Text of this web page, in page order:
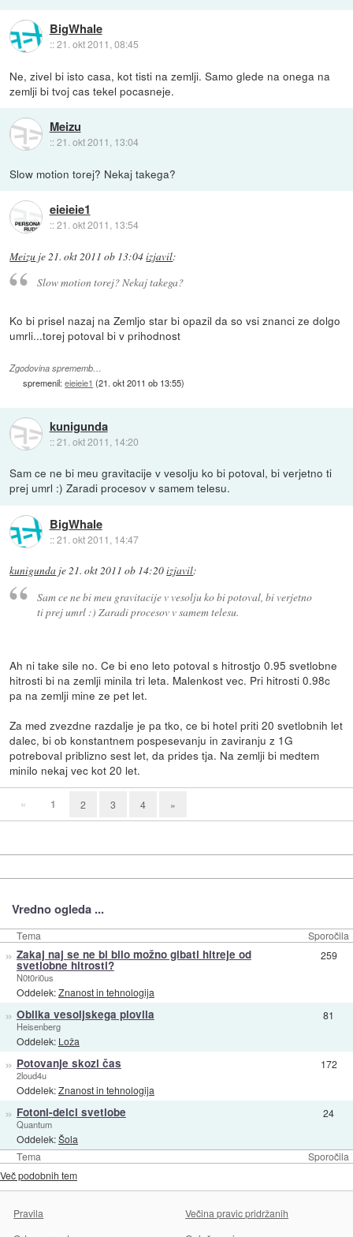
BigWhale
::21. okt 2011, 08:45
Ne, zivel bi isto casa, kot tisti na zemlji. Samo glede na onega na
zemlji bi tvoj cas tekel pocasneje.
Meizu
::21. okt 2011, 13:04
Slow motion torej? Nekaj takega?
eieieie1
::21. okt 2011, 13:54
Meizu je21. okt 2011 ob 13:04izjavil:
Slow motion torej? Nekaj takega?
Ko bi prisel nazaj na Zemljo star bi opazil da so vsi znanci ze dolgo
umrli...torej potoval bi v prihodnost
Zgodovina sprememb…
spremenil:eieieie1 (21. okt 2011 ob 13:55)
kunigunda
::21. okt 2011, 14:20
Sam ce ne bi meu gravitacije v vesolju ko bi potoval, bi verjetno ti
prej umrl :) Zaradi procesov v samem telesu.
BigWhale
::21. okt 2011, 14:47
kunigunda je21. okt 2011 ob 14:20izjavil:
Sam ce ne bi meu gravitacije v vesolju ko bi potoval, bi verjetno
ti prej umrl :) Zaradi procesov v samem telesu.
Ah ni take sile no. Ce bi eno leto potoval s hitrostjo 0.95 svetlobne
hitrosti bi na zemlji minila tri leta. Malenkost vec. Pri hitrosti 0.98c
pa na zemlji mine ze pet let.
Za med zvezdne razdalje je pa tko, ce bi hotel priti 20 svetlobnih let
dalec, bi ob konstantnem pospesevanju in zaviranju z 1G
potreboval priblizno sest let, da prides tja. Na zemlji bi medtem
minilo nekaj vec kot 20 let.
« 1 2 3 4 »
Vredno ogleda ...
Tema Sporočila
Tema Sporočila
» Zakaj naj se ne bi bilo možno gibati hitreje od
svetlobne hitrosti?
N0t0ri0us
Oddelek:Znanost in tehnologija
259
» Oblika vesoljskega plovila
Heisenberg
Oddelek: Loža
81
» Potovanje skozi čas
2loud4u
Oddelek:Znanost in tehnologija
172
» Fotoni-delci svetlobe
Quantum
Oddelek:Šola
24
Več podobnih tem
Pravila
Večina pravic pridržanih